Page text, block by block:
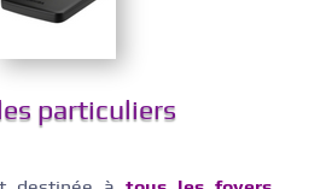
particuliers